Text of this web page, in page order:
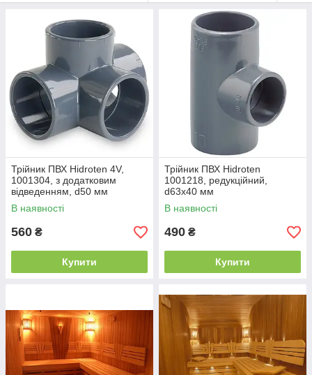
Трійник ПВХ Hidroten 4V,
1001304, з додатковим
відведенням, d50 мм
В наявності
560 ₴
Купити
Трійник ПВХ Hidroten
1001218, редукційний,
d63x40 мм
В наявності
490 ₴
Купити